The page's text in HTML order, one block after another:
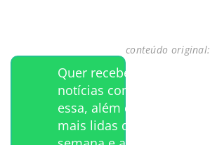
conteúdo original:
Quer receber
notícias como
essa, além das
mais lidas da